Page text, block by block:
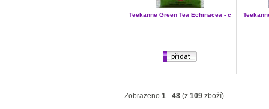
Teekanne Green Tea Echinacea - c
Zobrazeno 1 - 48 (z 109 zboží)